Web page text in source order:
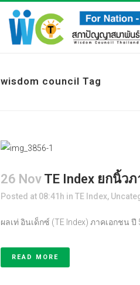
wisdom council Tag
26 Nov TE Index ยกนิ้ว
Posted at 08:41h in TE Index,
ผลเท่ อินเด็กซ์ (TE Index) ภาคเอกชน
READ MORE